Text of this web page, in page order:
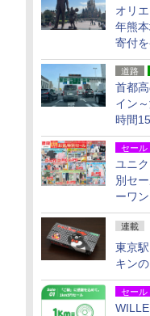
オリ
年熊
寄付
活動
道路
首都
イン
時間
「空
セール
ユニ
別セ
ーワ
水ギ
連載
東京
キンの
セール